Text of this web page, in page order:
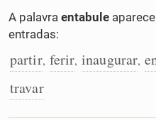
A palavra entabule
entradas:
partir, ferir, inaugurar,
travar